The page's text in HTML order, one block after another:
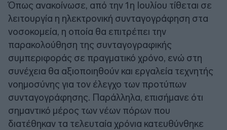
Όπως ανακοίνωσε, από την 1η Ιουλίου τίθεται σε
λειτουργία η ηλεκτρονική συνταγογράφηση στα
νοσοκομεία, η οποία θα επιτρέπει την
παρακολούθηση της συνταγογραφικής
συμπεριφοράς σε πραγματικό χρόνο, ενώ στη
συνέχεια θα αξιοποιηθούν και εργαλεία τεχνητής
νοημοσύνης για τον έλεγχο των προτύπων
συνταγογράφησης. Παράλληλα, επισήμανε ότι
σημαντικό μέρος των νέων πόρων που
διατέθηκαν τα τελευταία χρόνια κατευθύνθηκε